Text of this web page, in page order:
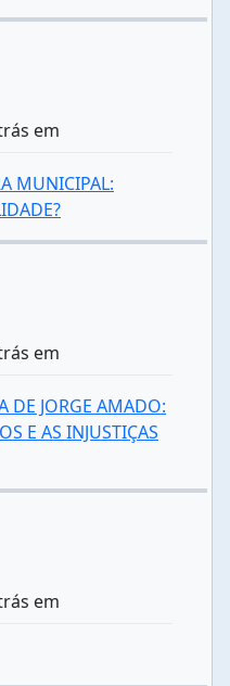
em
MUNICIPAL:
em
DE JORGE AMADO:
E AS INJUSTIÇAS
em